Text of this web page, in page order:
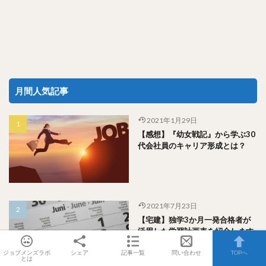
月間人気記事
2021年1月29日
【感想】『幼女戦記』から学ぶ30
代会社員のキャリア形成とは？
2021年7月23日
【宅建】独学3か月一発合格者が
活用した学習計画表を紹介します
ジョブメンズラボ
とは
シェア 記事一覧 問い合わせ TOPへ